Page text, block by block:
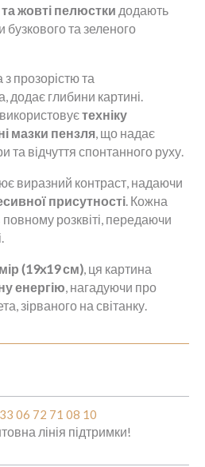
та жовті пелюстки додають
бузкового та зеленого
з прозорістю та
додає глибини картині.
техніку
мазки пензля, що надає
та відчуття спонтанного руху.
виразний контраст, надаючи
присутності. Кожна
повному розквіті, передаючи
(19x19 см), ця картина
енергію, нагадуючи про
зірваного на світанку.
06 72 71 08 10
лінія підтримки!